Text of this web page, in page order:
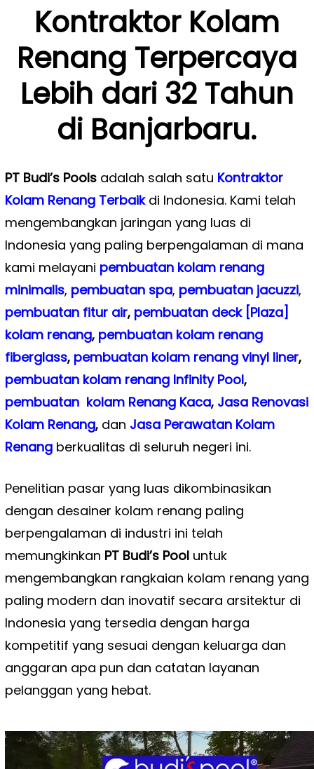
Kontraktor Kolam
Renang Terpercaya
Lebih dari 32 Tahun
di Banjarbaru.
PT Budi’s Poolsadalah salah satu Kontraktor
Kolam Renang Terbaik di Indonesia. Kami telah
mengembangkan jaringan yang luas di
Indonesia yang paling berpengalaman di mana
kami melayani pembuatan kolam renang
minimalis, pembuatan spa, pembuatan jacuzzi,
pembuatan fitur air, pembuatan deck [Plaza]
kolam renang, pembuatan kolam renang
fiberglass, pembuatan kolam renang vinyl liner,
pembuatan kolam renang Infinity Pool,
pembuatan kolam Renang Kaca, Jasa Renovasi
Kolam Renang, dan Jasa Perawatan Kolam
Renangberkualitas di seluruh negeri ini.
Penelitian pasar yang luas dikombinasikan
dengan desainer kolam renang paling
berpengalaman di industri ini telah
memungkinkan PT Budi’s Pooluntuk
mengembangkan rangkaian kolam renang yang
paling modern dan inovatif secara arsitektur di
Indonesia yang tersedia dengan harga
kompetitif yang sesuai dengan keluarga dan
anggaran apa pun dan catatan layanan
pelanggan yang hebat.